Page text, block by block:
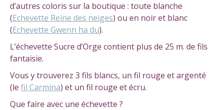
d’autres coloris sur la boutique : toute blanche
(Echevette Reine des neiges) ou en noir et blanc
(Echevette Gwenn ha du).
L’échevette Sucre d’Orge contient plus de 25 m. de fils
fantaisie.
Vous y trouverez 3 fils blancs, un fil rouge et argenté
(le fil Carmina) et un fil rouge et écru.
Que faire avec une échevette ?